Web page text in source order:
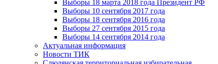
Выборы 18 марта 2018 года Президент РФ
Выборы 10 сентября 2017 года
Выборы 18 сентября 2016 года
Выборы 27 сентября 2015 года
Выборы 14 сентября 2014 года
Актуальная информация
Новости ТИК